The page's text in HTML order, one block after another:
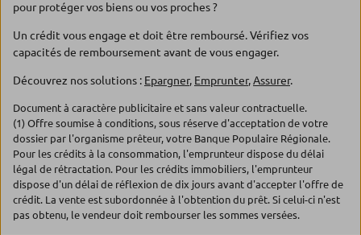
pour protéger vos biens ou vos proches ?
Un crédit vous engage et doit être remboursé. Vérifiez vos
capacités de remboursement avant de vous engager.
Découvrez nos solutions : Epargner, Emprunter,Assurer.
Document à caractère publicitaire et sans valeur contractuelle.
(1) Offre soumise à conditions, sous réserve d'acceptation de votre
dossier par l'organisme prêteur, votre Banque Populaire Régionale.
Pour les crédits à la consommation, l'emprunteur dispose du délai
légal de rétractation. Pour les crédits immobiliers, l'emprunteur
dispose d'un délai de réflexion de dix jours avant d'accepter l'offre de
crédit. La vente est subordonnée à l'obtention du prêt. Si celui-ci n'est
pas obtenu, le vendeur doit rembourser les sommes versées.